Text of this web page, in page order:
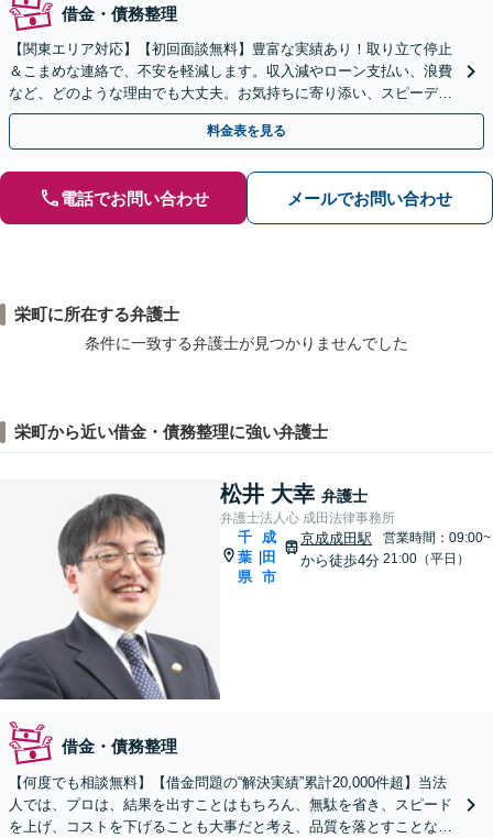
借金・債務整理
【関東エリア対応】【初回面談無料】豊富な実績あり！取り立て停止
＆こまめな連絡で、不安を軽減します。収入減やローン支払い、浪費
など、どのような理由でも大丈夫。お気持ちに寄り添い、スピーディ
ーな解決を目指します【法テラス利用＆休日・夜間面談可】
料金表を見る
電話でお問い合わせ メールでお問い合わせ
栄町に所在する弁護士
条件に一致する弁護士が見つかりませんでした
栄町から近い借金・債務整理に強い弁護士
松井 大幸 弁護士
弁護士法人心 成田法律事務所
千
葉
県
成
田
市
京成成田駅
から徒歩4分
営業時間：09:00~
21:00（平日）
借金・債務整理
【何度でも相談無料】【借金問題の“解決実績”累計20,000件超】当法
人では、プロは、結果を出すことはもちろん、無駄を省き、スピード
を上げ、コストを下げることも大事だと考え、品質を落とすことな